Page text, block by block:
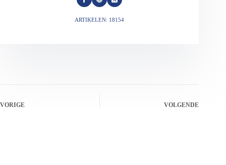
ARTIKELEN: 18154
VORIGE VOLGENDE